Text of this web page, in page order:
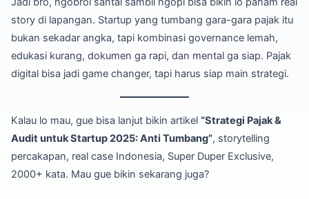
story di lapangan. Startup yang tumbang gara-gara pajak itu
bukan sekadar angka, tapi kombinasi governance lemah,
edukasi kurang, dokumen ga rapi, dan mental ga siap. Pajak
digital bisa jadi game changer, tapi harus siap main strategi.
Kalau lo mau, gue bisa lanjut bikin artikel “Strategi Pajak &
Audit untuk Startup 2025: Anti Tumbang”, storytelling
percakapan, real case Indonesia, Super Duper Exclusive,
2000+ kata. Mau gue bikin sekarang juga?